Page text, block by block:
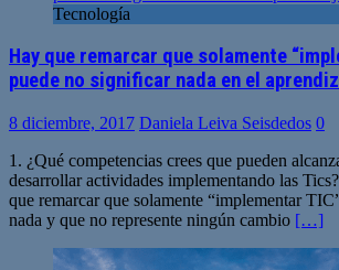
Tecnología
Hay que remarcar que solamente
puede no significar nada en el
8 diciembre, 2017 Daniela Leiva Seisdedos 0
1. ¿Qué competencias crees que pueden
desarrollar actividades implementando las
que remarcar que solamente “implementar
nada y que no represente ningún cambio […]